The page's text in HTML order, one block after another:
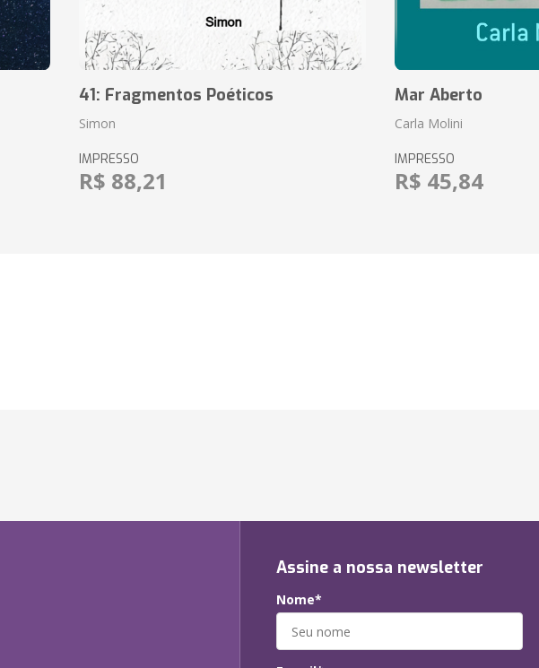
41: Fragmentos Poéticos
Simon
IMPRESSO
R$ 88,21
Mar Aberto
Carla Molini
IMPRESSO
R$ 45,84
Assine a nossa newsletter
Nome*